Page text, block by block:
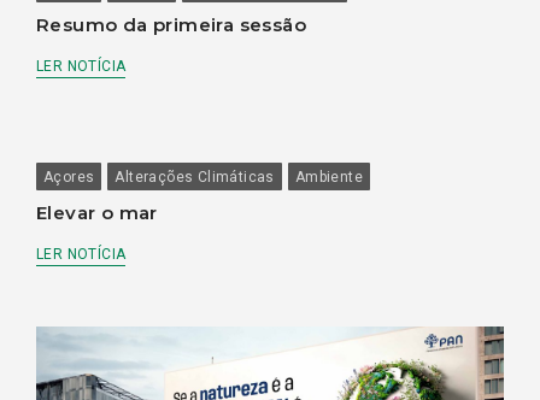
Resumo da primeira sessão
LER NOTÍCIA
Açores Alterações Climáticas Ambiente
Elevar o mar
LER NOTÍCIA